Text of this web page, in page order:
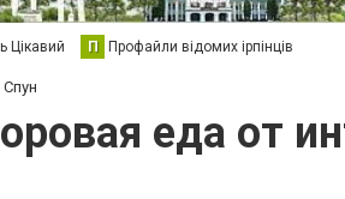
Цікавий П Профайли відомих ірпінців
еда от